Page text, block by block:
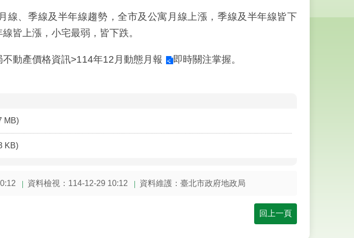
、季線及半年線趨勢，全市及公寓月線上漲，季線及半年線皆下
皆上漲，小宅最弱，皆下跌。
動產價格資訊>114年12月動態月報 即時關注掌握。
MB)
KB)
資料檢視：114-12-29 10:12 資料維護：臺北市政府地政局
回上一頁